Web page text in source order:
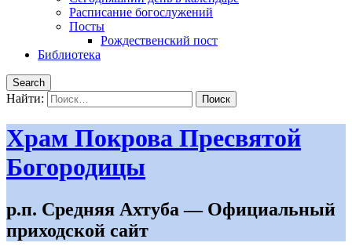
Расписание богослужений
Посты
Рождественский пост
Библиотека
Search
Найти:
Храм Покрова Пресвятой
Богородицы
р.п. Средняя Ахтуба — Официальный
приходской сайт